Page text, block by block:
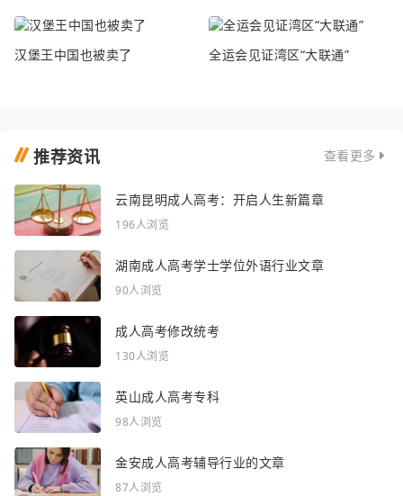
汉堡王中国也被卖了 全运会见证湾区“大联通”
推荐资讯 查看更多
云南昆明成人高考：开启人生新篇章
196人浏览
湖南成人高考学士学位外语行业文章
90人浏览
成人高考修改统考
130人浏览
英山成人高考专科
98人浏览
金安成人高考辅导行业的文章
87人浏览